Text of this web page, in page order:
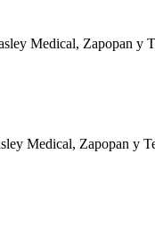
Medical, Zapopan y
Medical, Zapopan y